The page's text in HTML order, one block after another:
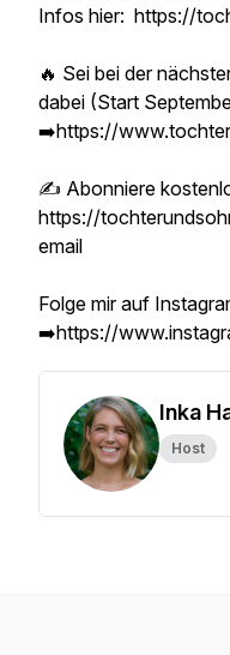
Infos hier: https://
🔥 Sei bei der
dabei (Start
➡️https://
✍️ Abonniere
https://
email
Folge mir auf
➡️https://
Inka
Host